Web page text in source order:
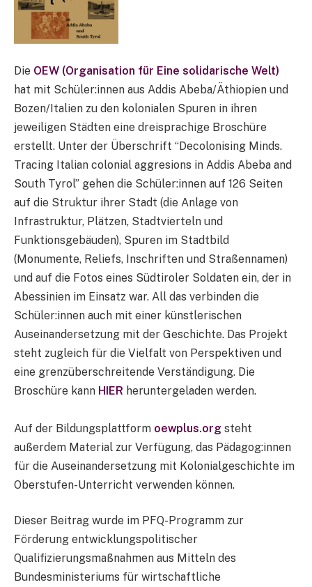
Die OEW (Organisation für Eine solidarische Welt)
hat mit Schüler:innen aus Addis Abeba/Äthiopien und
Bozen/Italien zu den kolonialen Spuren in ihren
jeweiligen Städten eine dreisprachige Broschüre
erstellt. Unter der Überschrift “Decolonising Minds.
Tracing Italian colonial aggresions in Addis Abeba and
South Tyrol” gehen die Schüler:innen auf 126 Seiten
auf die Struktur ihrer Stadt (die Anlage von
Infrastruktur, Plätzen, Stadtvierteln und
Funktionsgebäuden), Spuren im Stadtbild
(Monumente, Reliefs, Inschriften und Straßennamen)
und auf die Fotos eines Südtiroler Soldaten ein, der in
Abessinien im Einsatz war. All das verbinden die
Schüler:innen auch mit einer künstlerischen
Auseinandersetzung mit der Geschichte. Das Projekt
steht zugleich für die Vielfalt von Perspektiven und
eine grenzüberschreitende Verständigung. Die
Broschüre kann HIER heruntergeladen werden.
Auf der Bildungsplattform oewplus.org steht
außerdem Material zur Verfügung, das Pädagog:innen
für die Auseinandersetzung mit Kolonialgeschichte im
Oberstufen-Unterricht verwenden können.
Dieser Beitrag wurde im PFQ-Programm zur
Förderung entwicklungspolitischer
Qualifizierungsmaßnahmen aus Mitteln des
Bundesministeriums für wirtschaftliche